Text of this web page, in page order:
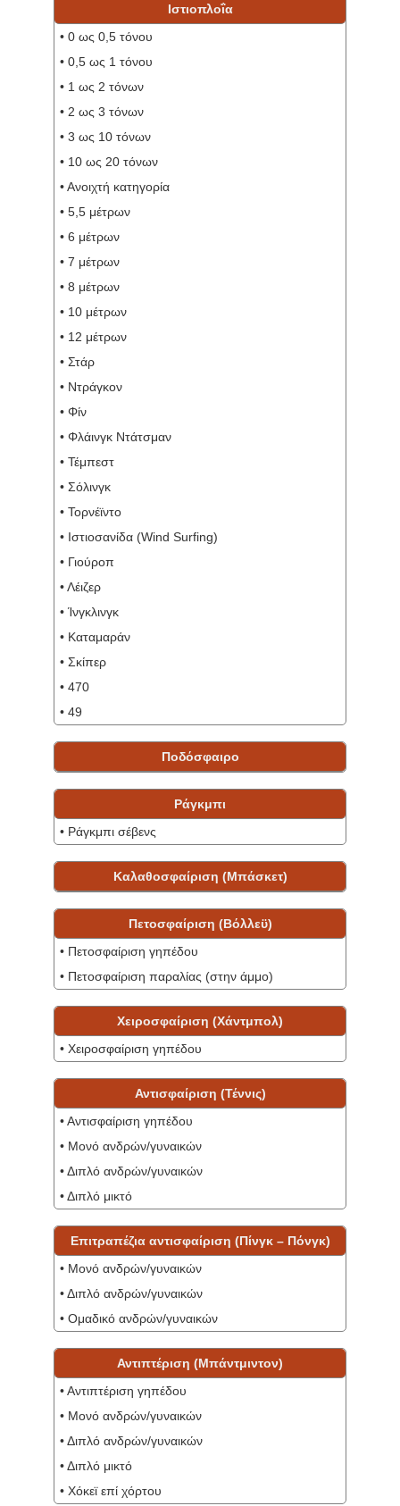
Ιστιοπλοΐα
• 0 ως 0,5 τόνου
• 0,5 ως 1 τόνου
• 1 ως 2 τόνων
• 2 ως 3 τόνων
• 3 ως 10 τόνων
• 10 ως 20 τόνων
• Ανοιχτή κατηγορία
• 5,5 μέτρων
• 6 μέτρων
• 7 μέτρων
• 8 μέτρων
• 10 μέτρων
• 12 μέτρων
• Στάρ
• Ντράγκον
• Φίν
• Φλάινγκ Ντάτσμαν
• Τέμπεστ
• Σόλινγκ
• Τορνέϊντο
• Ιστιοσανίδα (Wind Surfing)
• Γιούροπ
• Λέιζερ
• Ίνγκλινγκ
• Καταμαράν
• Σκίπερ
• 470
• 49
Ποδόσφαιρο
Ράγκμπι
• Ράγκμπι σέβενς
Καλαθοσφαίριση (Μπάσκετ)
Πετοσφαίριση (Βόλλεϋ)
• Πετοσφαίριση γηπέδου
• Πετοσφαίριση παραλίας (στην άμμο)
Χειροσφαίριση‎ (Χάντμπολ)
• Χειροσφαίριση‎ γηπέδου
Αντισφαίριση (Τέννις)
• Αντισφαίριση γηπέδου
• Μονό ανδρών/γυναικών
• Διπλό ανδρών/γυναικών
• Διπλό μικτό
Επιτραπέζια αντισφαίριση (Πίνγκ – Πόνγκ)
• Μονό ανδρών/γυναικών
• Διπλό ανδρών/γυναικών
• Ομαδικό ανδρών/γυναικών
Αντιπτέριση (Μπάντμιντον)
• Αντιπτέριση γηπέδου
• Μονό ανδρών/γυναικών
• Διπλό ανδρών/γυναικών
• Διπλό μικτό
• Χόκεϊ επί χόρτου‎